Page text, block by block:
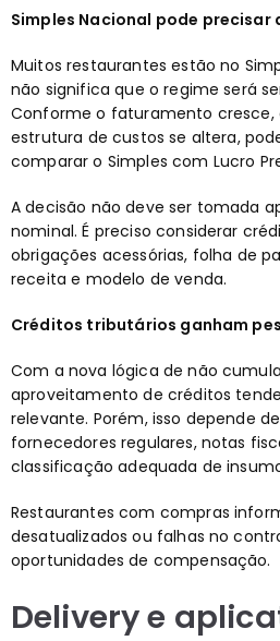
Simples Nacional pode precisar
Muitos restaurantes estão no
não significa que o regime será
Conforme o faturamento cresce,
estrutura de custos se altera,
comparar o Simples com Lucro
A decisão não deve ser tomada
nominal. É preciso considerar
obrigações acessórias, folha de
receita e modelo de venda.
Créditos tributários ganham
Com a nova lógica de não
aproveitamento de créditos
relevante. Porém, isso depende
fornecedores regulares, notas
classificação adequada de
Restaurantes com compras
desatualizados ou falhas no
oportunidades de compensação.
Delivery e